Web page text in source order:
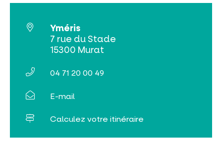
VISITES ET SAVOIR-FAIRE
Yméris
7 rue du Stade
15300 Murat
04 71 20 00 49
E-mail
Calculez votre itinéraire